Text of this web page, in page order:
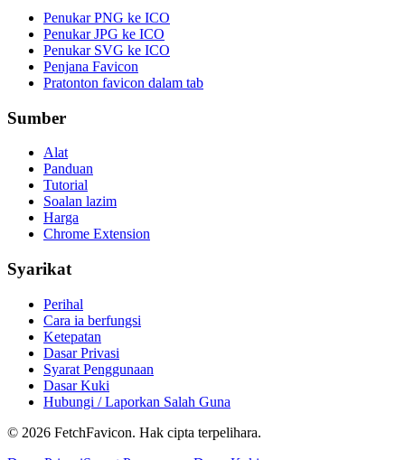
Penukar PNG ke ICO
Penukar JPG ke ICO
Penukar SVG ke ICO
Penjana Favicon
Pratonton favicon dalam tab
Sumber
Alat
Panduan
Tutorial
Soalan lazim
Harga
Chrome Extension
Syarikat
Perihal
Cara ia berfungsi
Ketepatan
Dasar Privasi
Syarat Penggunaan
Dasar Kuki
Hubungi / Laporkan Salah Guna
© 2026 FetchFavicon. Hak cipta terpelihara.